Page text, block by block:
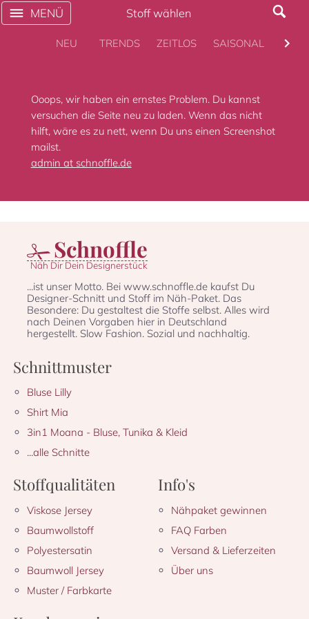
MENÜ Stoff wählen
NEU TRENDS ZEITLOS SAISONAL
Ooops, wir haben ein ernstes Problem. Du kannst
versuchen die Seite neu zu laden. Wenn das nicht
hilft, wäre es zu nett, wenn Du uns einen Screenshot
mailst.
admin at schnoffle.de
Schnoffle
Näh Dir Dein Designerstück
...ist unser Motto. Bei www.schnoffle.de kaufst Du
Designer-Schnitt und Stoff im Näh-Paket. Das
Besondere: Du gestaltest die Stoffe selbst. Alles wird
nach Deinen Vorgaben hier in Deutschland
hergestellt. Slow Fashion. Sozial und nachhaltig.
Schnittmuster
Bluse Lilly
Shirt Mia
3in1 Moana - Bluse, Tunika & Kleid
...alle Schnitte
Stoffqualitäten
Viskose Jersey
Baumwollstoff
Polyestersatin
Baumwoll Jersey
Muster / Farbkarte
Info's
Nähpaket gewinnen
FAQ Farben
Versand & Lieferzeiten
Über uns